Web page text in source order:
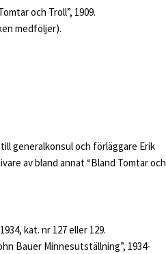
och Troll”, 1909.
medföljer).
generalkonsul och förläggare Erik
av bland annat “Bland Tomtar och
kat. nr 127 eller 129.
Bauer Minnesutställning”, 1934-